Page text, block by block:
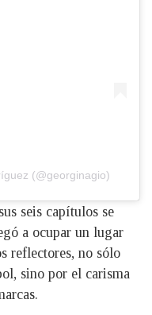
(@georginagio)
seis capítulos se
a ocupar un lugar
reflectores, no sólo
sino por el carisma